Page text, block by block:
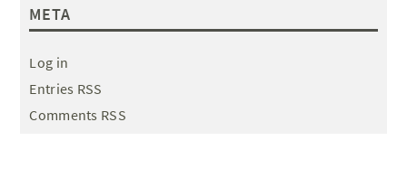
META
Log in
Entries RSS
Comments RSS